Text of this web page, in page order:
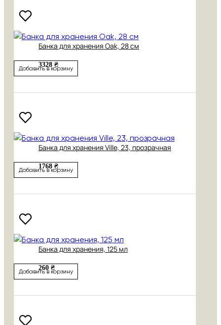
Банка для хранения Oak, 28 см
3328 ₴
Добавить в корзину
Банка для хранения Ville, 23, прозрачная
1768 ₴
Добавить в корзину
Банка для хранения, 125 мл
260 ₴
Добавить в корзину